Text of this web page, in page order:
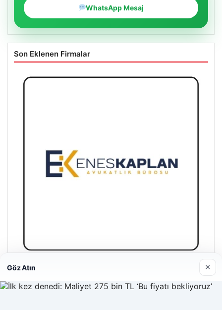
WhatsApp Mesaj
Son Eklenen Firmalar
Enes Kaplan Avukatlık Bürosu
28/04/2026
Göz Atın ×